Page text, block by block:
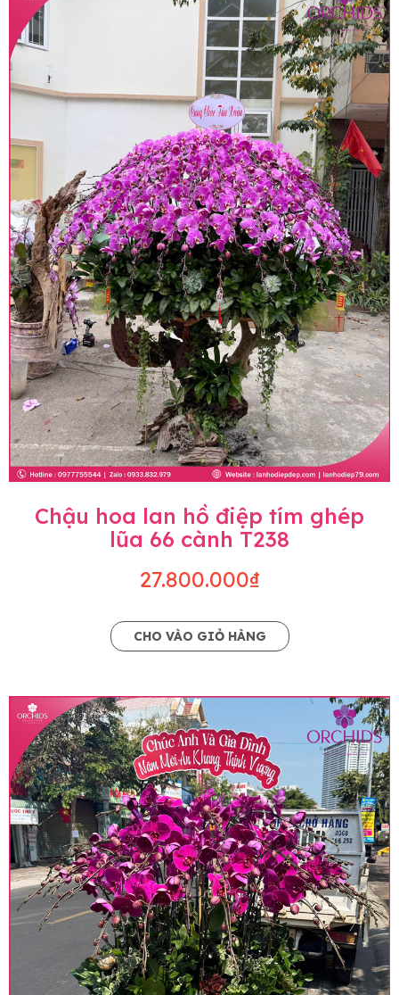
Chậu hoa lan hồ điệp tím ghép
lũa 66 cành T238
27.800.000₫
CHO VÀO GIỎ HÀNG